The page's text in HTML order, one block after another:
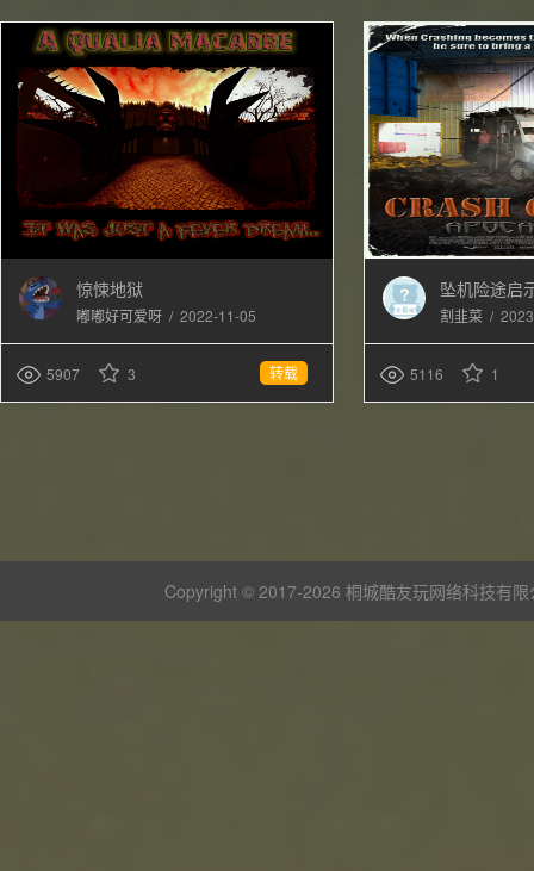
惊悚地狱
嘟嘟好可爱呀 / 2022-11-05
5907 3 转载
坠机险途启
割韭菜 /
5116 1
Copyright © 2017-2026 桐城酷友玩网络科技有